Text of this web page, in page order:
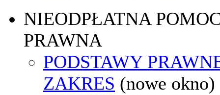
NIEODPŁATNA
PRAWNA
PODSTAWY
ZAKRES (nowe okno)